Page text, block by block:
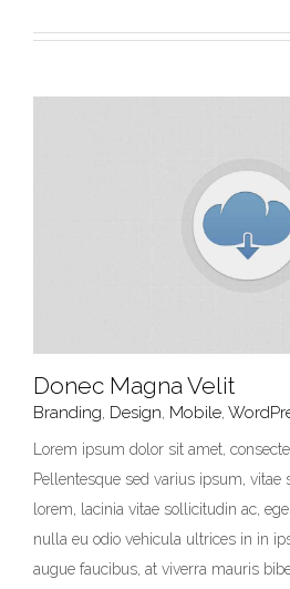
Mobile
Donec Magna Velit
Branding, Design, Mobile,
Lorem ipsum dolor sit amet,
Pellentesque sed varius ipsum, vitae
lorem, lacinia vitae sollicitudin ac,
nulla eu odio vehicula ultrices in in
augue faucibus, at viverra mauris